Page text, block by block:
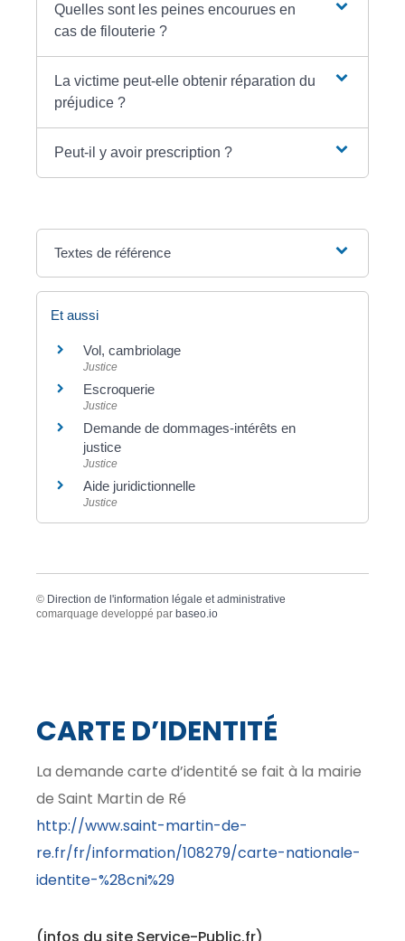
Quelles sont les peines encourues en
cas de filouterie ?
La victime peut-elle obtenir réparation du
préjudice ?
Peut-il y avoir prescription ?
Textes de référence
Et aussi
Vol, cambriolage
Justice
Escroquerie
Justice
Demande de dommages-intérêts en
justice
Justice
Aide juridictionnelle
Justice
© Direction de l'information légale et administrative
comarquage developpé par baseo.io
CARTE D’IDENTITÉ
La demande carte d’identité se fait à la mairie
de Saint Martin de Ré
http://www.saint-martin-de-
re.fr/fr/information/108279/carte-nationale-
identite-%28cni%29
(infos du site Service-Public.fr)